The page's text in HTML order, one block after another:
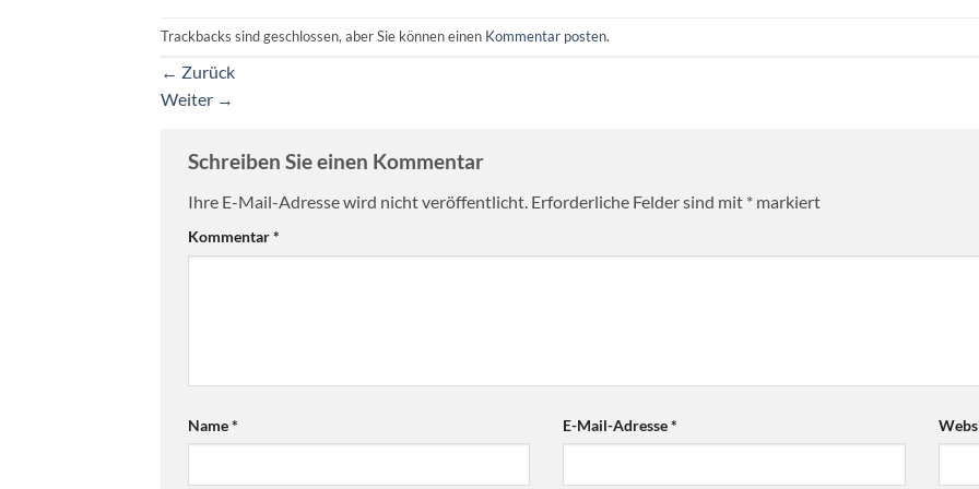
Trackbacks sind geschlossen, aber Sie können einen Kommentar posten.
← Zurück
Weiter →
Schreiben Sie einen Kommentar
Ihre E-Mail-Adresse wird nicht veröffentlicht. Erforderliche Felder sind mit * markiert
Kommentar*
Name* E-Mail-Adresse*